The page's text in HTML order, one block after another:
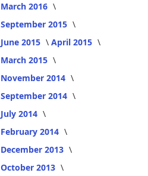
March 2016
September 2015
June 2015
April 2015
March 2015
November 2014
September 2014
July 2014
February 2014
December 2013
October 2013